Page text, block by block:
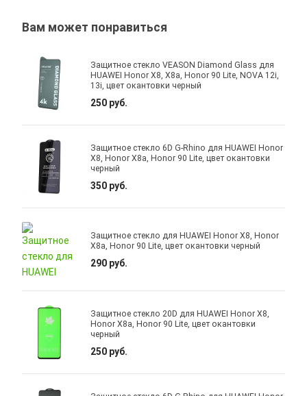
Вам может понравиться
Защитное стекло VEASON Diamond Glass для
HUAWEI Honor X8, X8a, Honor 90 Lite, NOVA 12i,
13i, цвет окантовки черный
250 руб.
Защитное стекло 6D G-Rhino для HUAWEI Honor
X8, Honor X8a, Honor 90 Lite, цвет окантовки
черный
350 руб.
Защитное стекло для HUAWEI Honor X8, Honor
X8a, Honor 90 Lite, цвет окантовки черный
290 руб.
Защитное стекло 20D для HUAWEI Honor X8,
Honor X8a, Honor 90 Lite, цвет окантовки
черный
250 руб.